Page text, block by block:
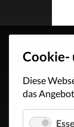
Cookie-
Diese
das